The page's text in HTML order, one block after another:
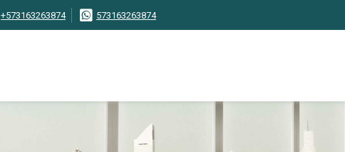
+573163263874 573163263874